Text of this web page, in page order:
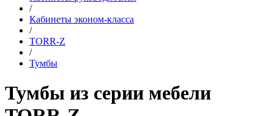
/
Кабинеты эконом-класса
/
TORR-Z
/
Тумбы
Тумбы из серии мебели